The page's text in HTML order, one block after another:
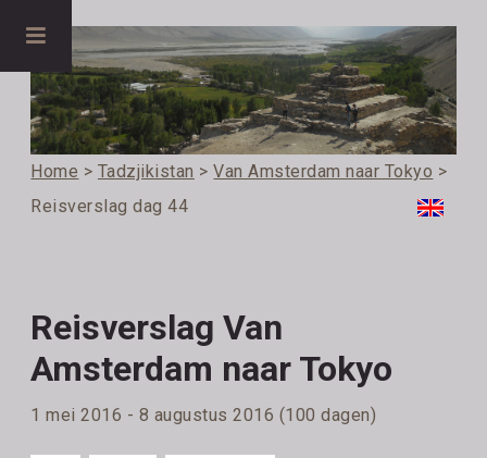
Home > Tadzjikistan >Van Amsterdam naar Tokyo >
Reisverslag dag 44
Reisverslag Van
Amsterdam naar Tokyo
1 mei 2016 - 8 augustus 2016 (100 dagen)